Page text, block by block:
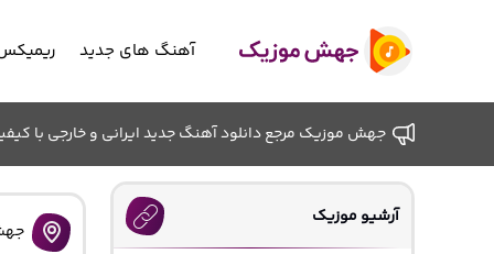
آهنگ های جدید
جهش موزیک مرجع دانلود آهنگ جدید ایرانی و خارجی با
آرشیو موزیک